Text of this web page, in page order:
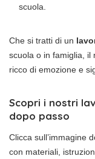
scuola.
Che si tratti di un
scuola o in famiglia, il
ricco di emozione e
Scopri i nostri
dopo passo
Clicca sull’immagine
con materiali,